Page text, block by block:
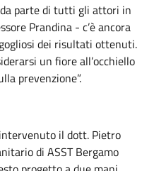
parte di tutti gli attori in
Prandina - c’è ancora
dei risultati ottenuti.
un fiore all’occhiello
prevenzione”.
il dott. Pietro
di ASST Bergamo